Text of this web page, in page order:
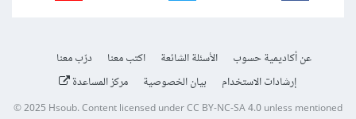
عن أكاديمية حسوب الأسئلة الشائعة اكتب معنا
درّب معنا
إرشادات الاستخدام
بيان الخصوصية مركز المساعدة
© 2025Hsoub.Content licensed underCC BY-NC-SA 4.0unless mentioned